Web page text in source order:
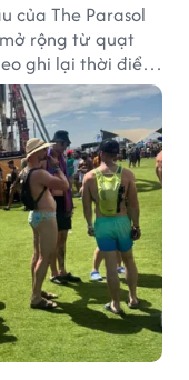
của The Parasol
rộng từ quạt
ghi lại thời điểm
và dần vượt khỏi